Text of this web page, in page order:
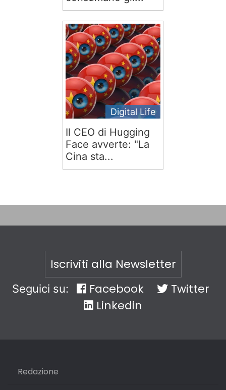
Digital Life
Il CEO di Hugging
Face avverte: "La
Cina sta...
Iscriviti alla Newsletter
Seguici su: Facebook
Twitter
Linkedin
Redazione